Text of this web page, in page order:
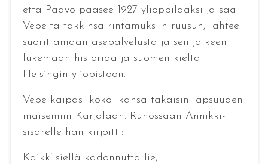
että Paavo pääsee 1927 ylioppilaaksi ja saa
Vepeltä takkinsa rintamuksiin ruusun, lähtee
suorittamaan asepalvelusta ja sen jälkeen
lukemaan historiaa ja suomen kieltä
Helsingin yliopistoon.
Vepe kaipasi koko ikänsä takaisin lapsuuden
maisemiin Karjalaan. Runossaan Annikki-
sisarelle hän kirjoitti:
Kaikk’ siellä kadonnutta lie,